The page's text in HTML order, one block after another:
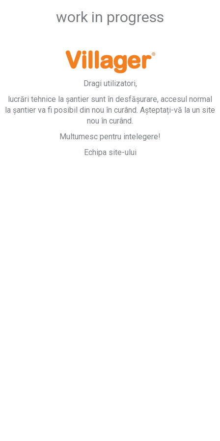
work in progress
Dragi utilizatori,
lucrări tehnice la șantier sunt în desfășurare, accesul normal
la șantier va fi posibil din nou în curând. Așteptați-vă la un site
nou în curând.
Multumesc pentru intelegere!
Echipa site-ului